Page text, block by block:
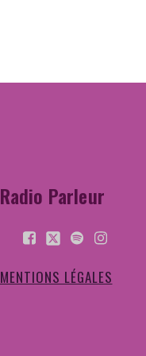
Radio Parleur
MENTIONS LÉGALES